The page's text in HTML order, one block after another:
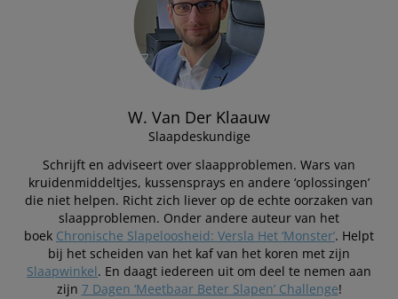
W. Van Der Klaauw
Slaapdeskundige
Schrijft en adviseert over slaapproblemen. Wars van
kruidenmiddeltjes, kussensprays en andere ‘oplossingen’
die niet helpen. Richt zich liever op de echte oorzaken van
slaapproblemen. Onder andere auteur van het
boek Chronische Slapeloosheid: Versla Het ‘Monster’. Helpt
bij het scheiden van het kaf van het koren met zijn
Slaapwinkel. En daagt iedereen uit om deel te nemen aan
zijn 7 Dagen ‘Meetbaar Beter Slapen’ Challenge!